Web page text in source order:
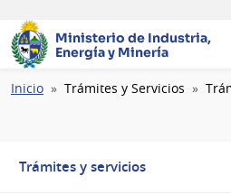
Ministerio de Industria,
Energía y Minería
Ruta
Inicio Trámites y Servicios
Trámites y servicios